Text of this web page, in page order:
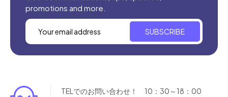
promotions and more.
SUBSCRIBE
TELでのお問い合わせ！ 10：30～18：00